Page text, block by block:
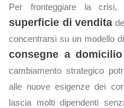
Per fronteggiare la
superficie di vendita
concentrarsi su un modello
consegne a domicilio
cambiamento strategico
alle nuove esigenze dei
lascia molti dipendenti